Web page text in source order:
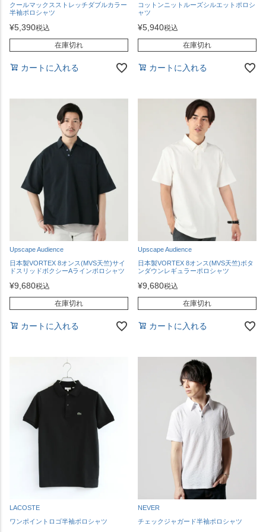
クールマックスストレッチダブルカラー
半袖ポロシャツ
¥5,390税込
在庫切れ
カートに入れる
コットンニットルーズシルエットポロシ
ャツ
¥5,940税込
在庫切れ
カートに入れる
Upscape Audience
日本製VORTEX 8オンス(MVS天竺)サイ
ドスリッドボクシーAラインポロシャツ
¥9,680税込
在庫切れ
カートに入れる
Upscape Audience
日本製VORTEX 8オンス(MVS天竺)ボタ
ンダウンレギュラーポロシャツ
¥9,680税込
在庫切れ
カートに入れる
LACOSTE
ワンポイントロゴ半袖ポロシャツ
NEVER
チェックジャガード半袖ポロシャツ